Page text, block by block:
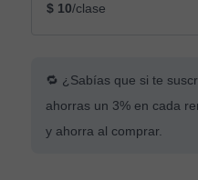
$ 10/clase
🔁 ¿Sabías que si te
ahorras un 3% en cada
y ahorra al comprar.